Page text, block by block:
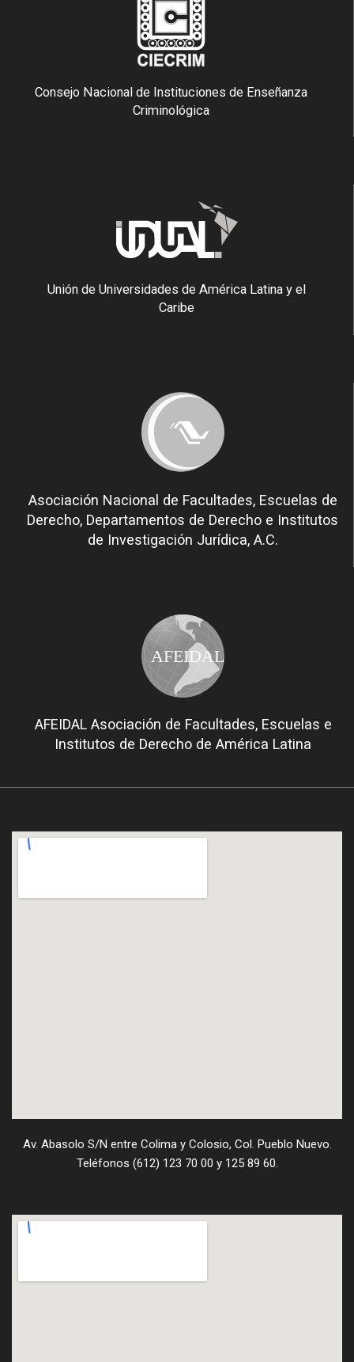
Consejo Nacional de Instituciones de Enseñanza
Criminológica
Unión de Universidades de América Latina y el
Caribe
Asociación Nacional de Facultades, Escuelas de
Derecho, Departamentos de Derecho e Institutos
de Investigación Jurídica, A.C.
AFEIDAL
AFEIDAL Asociación de Facultades, Escuelas e
Institutos de Derecho de América Latina
Av. Abasolo S/N entre Colima y Colosio, Col. Pueblo Nuevo.
Teléfonos (612) 123 70 00 y 125 89 60.